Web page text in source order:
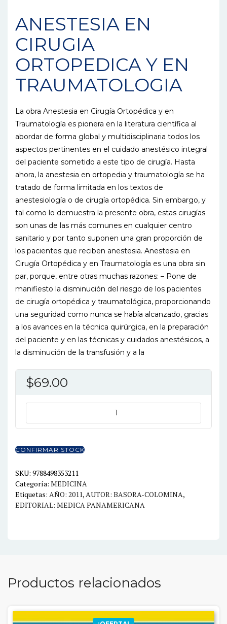
ANESTESIA EN
CIRUGIA
ORTOPEDICA Y EN
TRAUMATOLOGIA
La obra Anestesia en Cirugía Ortopédica y en
Traumatología es pionera en la literatura científica al
abordar de forma global y multidisciplinaria todos los
aspectos pertinentes en el cuidado anestésico integral
del paciente sometido a este tipo de cirugía. Hasta
ahora, la anestesia en ortopedia y traumatología se ha
tratado de forma limitada en los textos de
anestesiología o de cirugía ortopédica. Sin embargo, y
tal como lo demuestra la presente obra, estas cirugías
son unas de las más comunes en cualquier centro
sanitario y por tanto suponen una gran proporción de
los pacientes que reciben anestesia. Anestesia en
Cirugía Ortopédica y en Traumatología es una obra sin
par, porque, entre otras muchas razones: – Pone de
manifiesto la disminución del riesgo de los pacientes
de cirugía ortopédica y traumatológica, proporcionando
una seguridad como nunca se había alcanzado, gracias
a los avances en la técnica quirúrgica, en la preparación
del paciente y en las técnicas y cuidados anestésicos, a
la disminución de la transfusión y a la
$69.00
ORTOPEDICA
EN
TRAUMATOLOGIA
cantidad
CONFIRMAR STOCK
SKU: 9788498353211
Categoría: MEDICINA
Etiquetas: AÑO: 2011, AUTOR: BASORA-COLOMINA,
EDITORIAL: MEDICA PANAMERICANA
Productos relacionados